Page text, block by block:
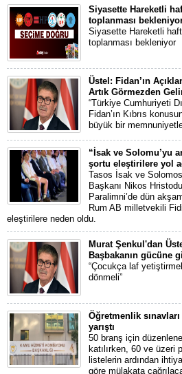
Siyasette Hareketli
toplanması
Siyasette Hareketli
toplanması bekleniyor
Üstel: Fidan’ın
Artık Görmezden
“Türkiye Cumhuriyeti
Fidan’ın Kıbrıs
büyük bir memnuniyetle
“İsak ve Solomu’yu
şortu eleştirilere yol
Tasos İsak ve
Başkanı Nikos
Paralimni’de dün
Rum AB milletvekili
eleştirilere neden oldu.
Murat Şenkul'dan
Başbakanın gücüne
“Çocukça laf
dönmeli”
Öğretmenlik
yarıştı
50 branş için
katılırken, 60 ve üzeri
listelerin ardından
göre mülakata